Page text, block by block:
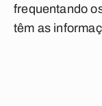
frequentando
têm as